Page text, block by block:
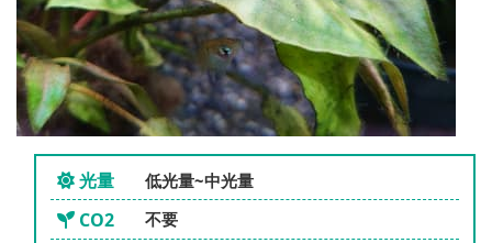
光量 低光量~中光量
CO2 不要